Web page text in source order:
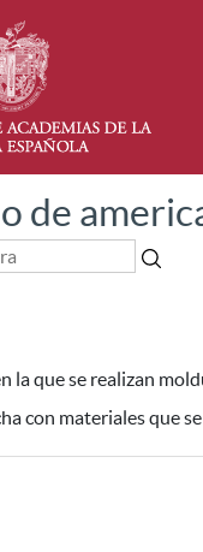
de
la que se realizan
con materiales que